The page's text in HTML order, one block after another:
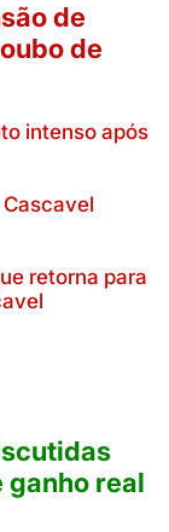
de
de
intenso após
retorna para
ganho real